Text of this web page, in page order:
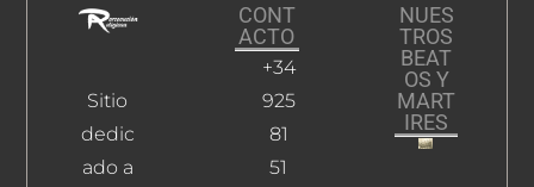
Sitio
dedic
ado a
CONT
ACTO
+34
925
81
51
NUES
TROS
BEAT
OS Y
MART
IRES